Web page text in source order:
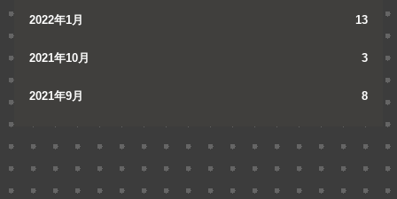
2022年1月 13
2021年10月 3
2021年9月 8